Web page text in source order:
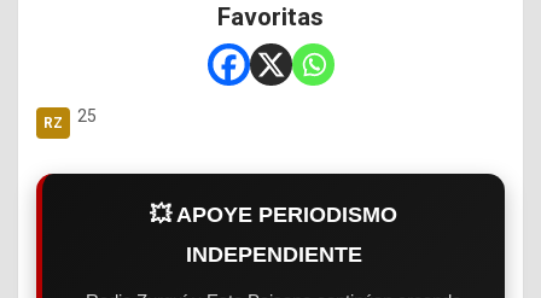
Favoritas
25
💥 APOYE PERIODISMO
INDEPENDIENTE